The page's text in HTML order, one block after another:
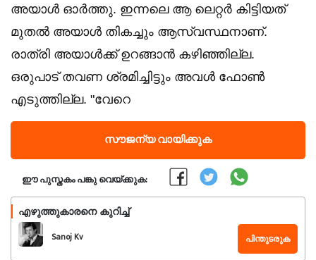
അയാൾ ഓർത്തു. ഇന്നലെ ആ ലെറ്റർ കിട്ടിയത്
മുതൽ അയാൾ തികച്ചും ആസ്വസ്ഥനാണ്.
രാത്രി അയാൾക്ക് ഉറങ്ങാൻ കഴിഞ്ഞില്ല.
ഒരുപാട് തവണ ശ്രമിച്ചിട്ടും അവൾ ഫോൺ
എടുത്തില്ല. "വേറെ
സൗജന്യ വായിക്കുക
ഈ പുസ്തകം പങ്കു വെയ്ക്കുക:
എഴുത്തുകാരനെ കുറിച്ച്
Sanoj Kv പിന്തുടരുക